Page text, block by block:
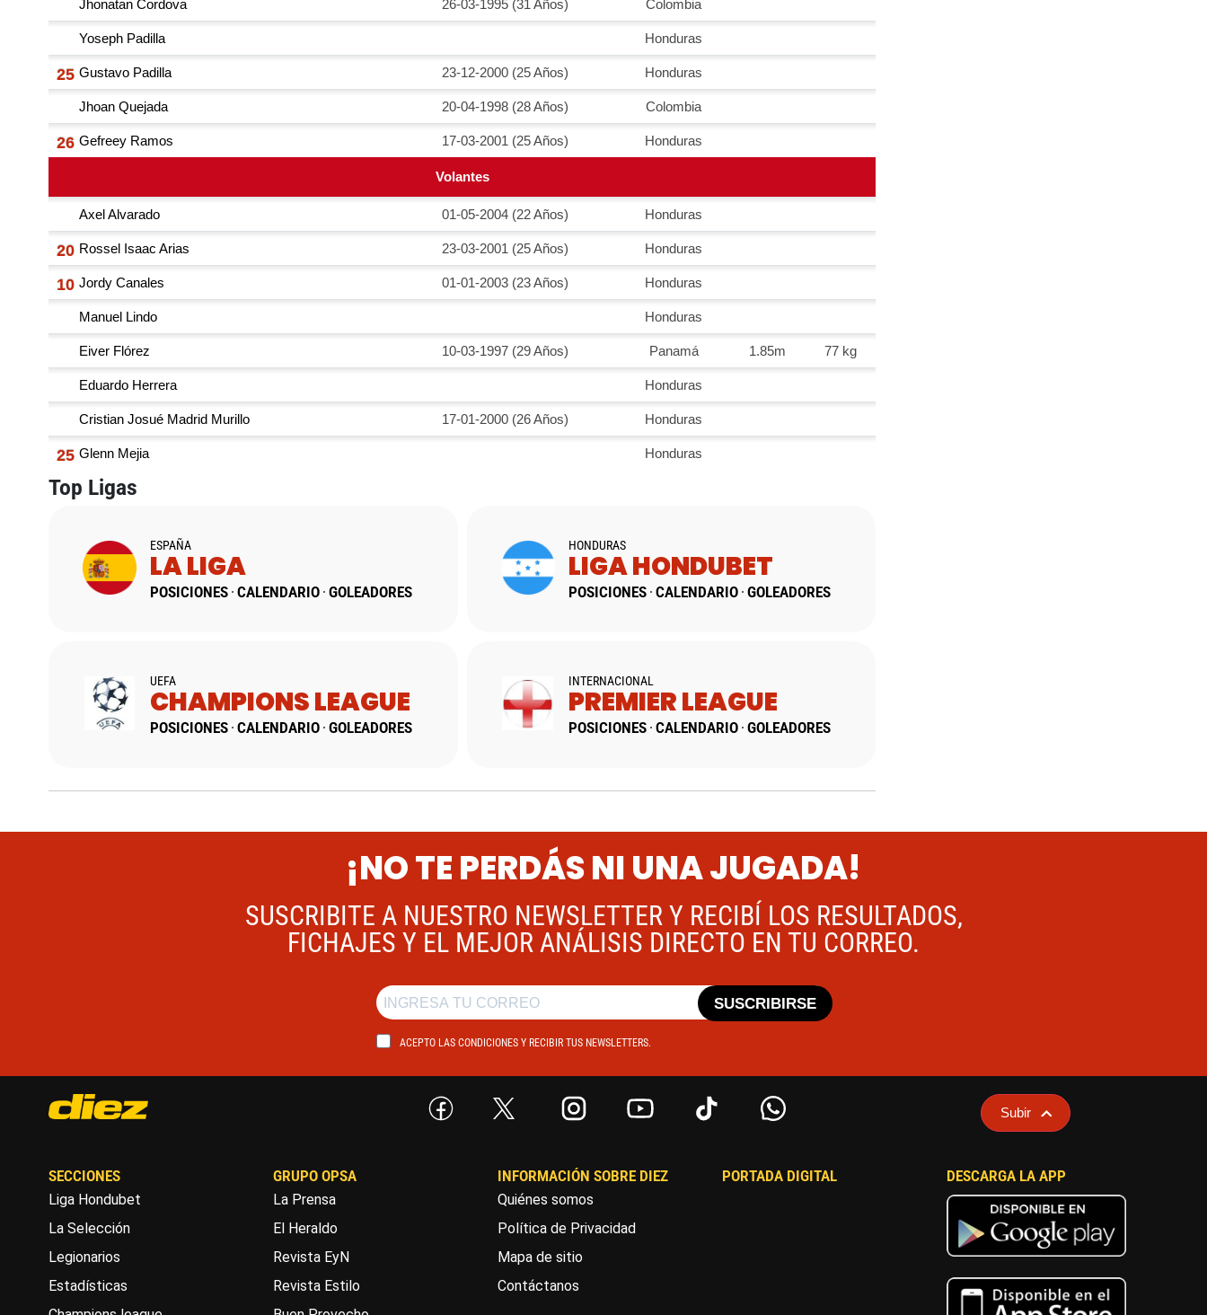
Top Ligas
ESPAÑA
LA LIGA
POSICIONES CALENDARIO GOLEADORES
HONDURAS
LIGA HONDUBET
POSICIONES CALENDARIO GOLEADORES
UEFA
CHAMPIONS LEAGUE
POSICIONES CALENDARIO GOLEADORES
INTERNACIONAL
PREMIER LEAGUE
POSICIONES CALENDARIO GOLEADORES
¡NO TE PERDÁS NI UNA JUGADA!
SUSCRIBITE A NUESTRO NEWSLETTER Y RECIBÍ LOS RESULTADOS,
FICHAJES Y EL MEJOR ANÁLISIS DIRECTO EN TU CORREO.
ACEPTO LAS CONDICIONES Y RECIBIR TUS NEWSLETTERS.
SUSCRIBIRSE
Subir
SECCIONES
Liga Hondubet
La Selección
Legionarios
Estadísticas
GRUPO OPSA
La Prensa
El Heraldo
Revista EyN
Revista Estilo
INFORMACIÓN SOBRE DIEZ
Quiénes somos
Política de Privacidad
Mapa de sitio
Contáctanos
PORTADA DIGITAL DESCARGA LA APP